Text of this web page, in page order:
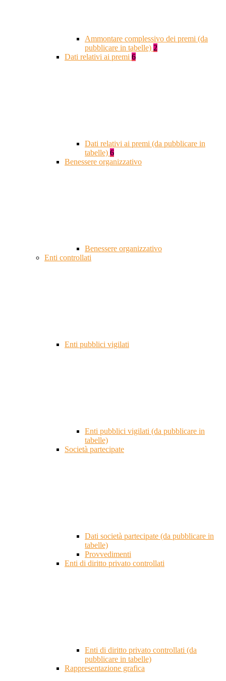
Ammontare complessivo dei premi (da
pubblicare in tabelle) 2
Dati relativi ai premi 6
Dati relativi ai premi (da pubblicare in
tabelle) 6
Benessere organizzativo
Benessere organizzativo
Enti controllati
Enti pubblici vigilati
Enti pubblici vigilati (da pubblicare in
tabelle)
Società partecipate
Dati società partecipate (da pubblicare in
tabelle)
Provvedimenti
Enti di diritto privato controllati
Enti di diritto privato controllati (da
pubblicare in tabelle)
Rappresentazione grafica